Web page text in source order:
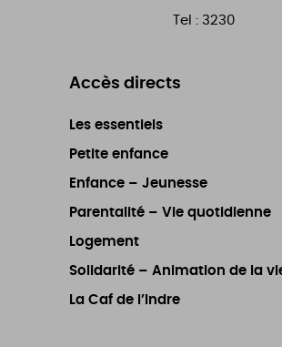
Tel : 3230
Accès directs
Les essentiels
Petite enfance
Enfance – Jeunesse
Parentalité – Vie quotidienne
Logement
Solidarité – Animation de la
La Caf de l’Indre